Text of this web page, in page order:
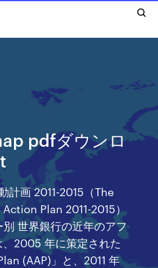
pdfダウンロ
計画 2011-2015（The
Plan 2011-2015）
世界銀行の近年のアフ
、2005 年に策定された
(AAP)」と、2011 年